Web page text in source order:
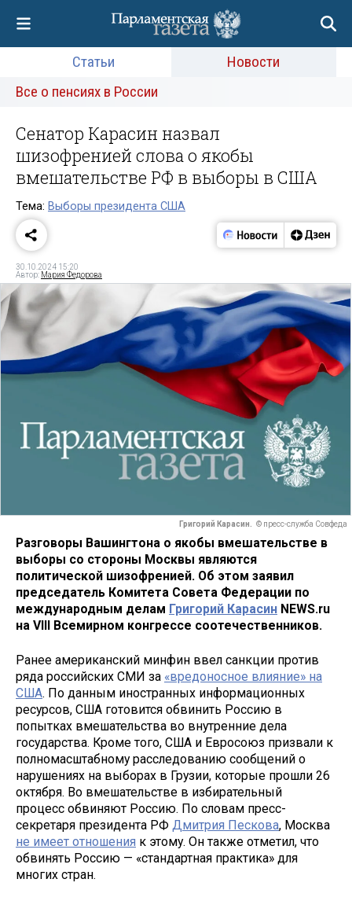
Статьи
Новости
Все о пенсиях в России
Сенатор Карасин назвал
шизофренией слова о якобы
вмешательстве РФ в выборы в США
Тема: Выборы президента США
30.10.2024 15:20
Автор: Мария Федорова
Григорий Карасин. © пресс-служба Совфеда
Разговоры Вашингтона о якобы вмешательстве в
выборы со стороны Москвы являются
политической шизофренией. Об этом заявил
председатель Комитета Совета Федерации по
международным делам Григорий Карасин NEWS.ru
на VIII Всемирном конгрессе соотечественников.
Ранее американский минфин ввел санкции против
ряда российских СМИ за «вредоносное влияние» на
США. По данным иностранных информационных
ресурсов, США готовится обвинить Россию в
попытках вмешательства во внутренние дела
государства. Кроме того, США и Евросоюз призвали к
полномасштабному расследованию сообщений о
нарушениях на выборах в Грузии, которые прошли 26
октября. Во вмешательстве в избирательный
процесс обвиняют Россию. По словам пресс-
секретаря президента РФ Дмитрия Пескова, Москва
не имеет отношения к этому. Он также отметил, что
обвинять Россию — «стандартная практика» для
многих стран.